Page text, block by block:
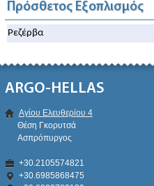
Πρόσθετος Εξοπλισμός
Ρεζέρβα
ARGO-HELLAS
Αγίου Ελευθερίου 4
Θέση Γκορυτσά
Ασπρόπυργος
+30.2105574821
+30.6985868475